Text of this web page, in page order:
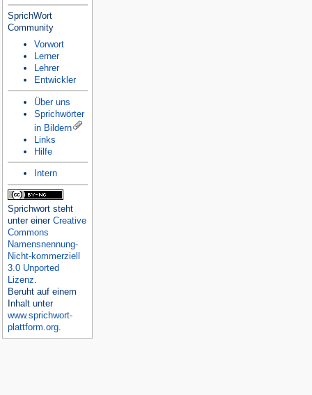
SprichWort
Community
Vorwort
Lerner
Lehrer
Entwickler
Über uns
Sprichwörter
in Bildern
Links
Hilfe
Intern
Sprichwortsteht
unter einer Creative
Commons
Namensnennung-
Nicht-kommerziell
3.0 Unported
Lizenz.
Beruht auf einem
Inhalt unter
www.sprichwort-
plattform.org.